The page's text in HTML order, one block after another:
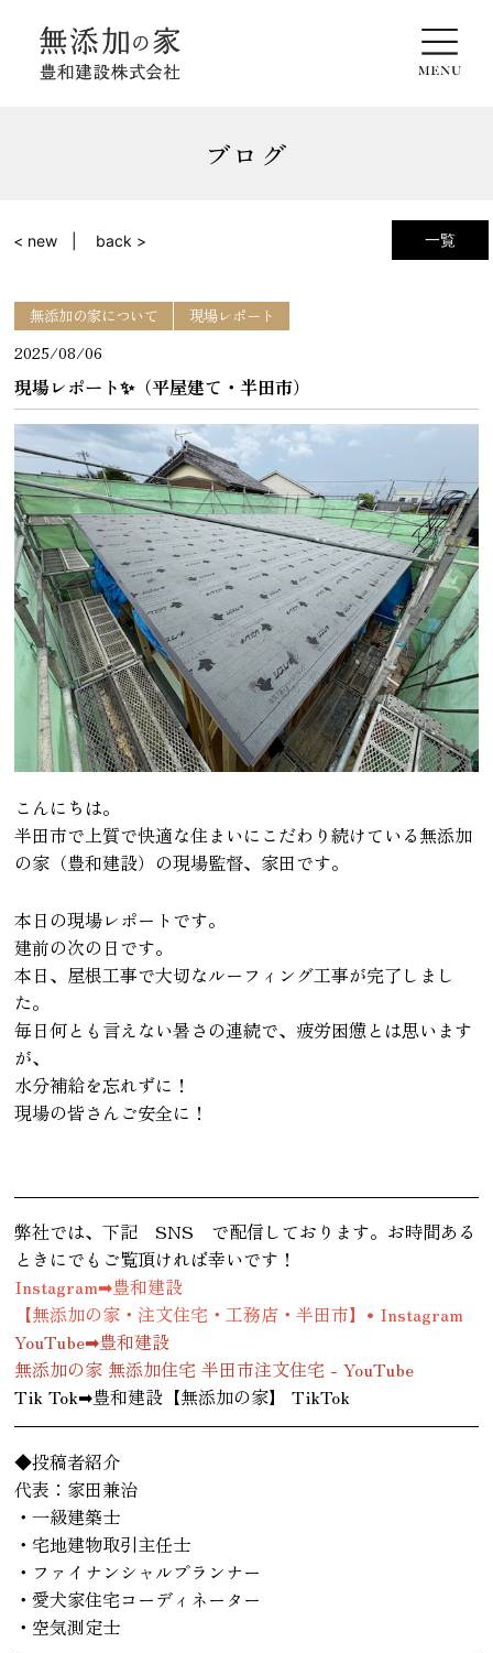
ブログ
一覧
< new back >
無添加の家について
現場レポート
2025/08/06
現場レポート✨（平屋建て・半田市）
こんにちは。
半田市で上質で快適な住まいにこだわり続けている無添加
の家（豊和建設）の現場監督、家田です。
本日の現場レポートです。
建前の次の日です。
本日、屋根工事で大切なルーフィング工事が完了しまし
た。
毎日何とも言えない暑さの連続で、疲労困憊とは思います
が、
水分補給を忘れずに！
現場の皆さんご安全に！
弊社では、下記 SNS で配信しております。お時間ある
ときにでもご覧頂ければ幸いです！
Instagram➡豊和建設
【無添加の家・注文住宅・工務店・半田市】• Instagram
YouTube➡豊和建設
無添加の家 無添加住宅 半田市注文住宅 - YouTube
Tik Tok➡豊和建設【無添加の家】 TikTok
◆投稿者紹介
代表：家田兼治
・一級建築士
・宅地建物取引主任士
・ファイナンシャルプランナー
・愛犬家住宅コーディネーター
・空気測定士